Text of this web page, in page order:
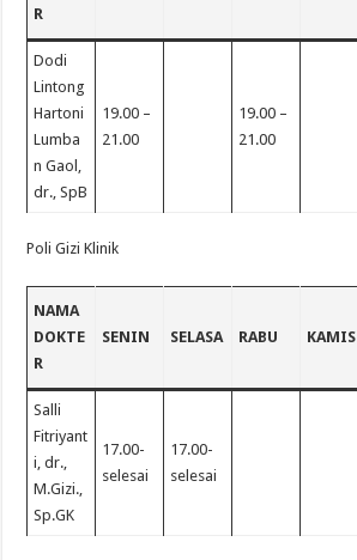
R
Dodi
Lintong
Hartoni
Lumba
n Gaol,
dr., SpB
19.00 –
21.00
19.00 –
21.00
Poli Gizi Klinik
NAMA
DOKTE
R
SENIN SELASA RABU KAMIS
Salli
Fitriyant
i, dr.,
M.Gizi.,
Sp.GK
17.00-
selesai
17.00-
selesai